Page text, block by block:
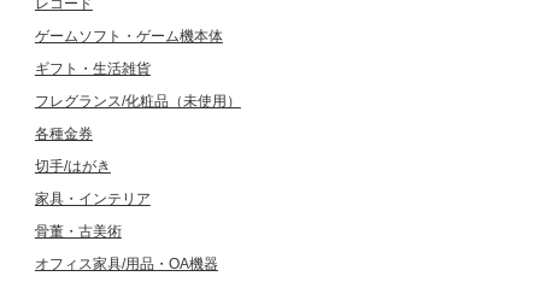
レコード
ゲームソフト・ゲーム機本体
ギフト・生活雑貨
フレグランス/化粧品（未使用）
各種金券
切手/はがき
家具・インテリア
骨董・古美術
オフィス家具/用品・OA機器